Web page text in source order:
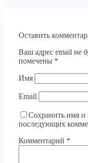
Оставить
Ваш адрес email не
помечены *
Имя
Email
Сохранить имя и
последующих
Комментарий *